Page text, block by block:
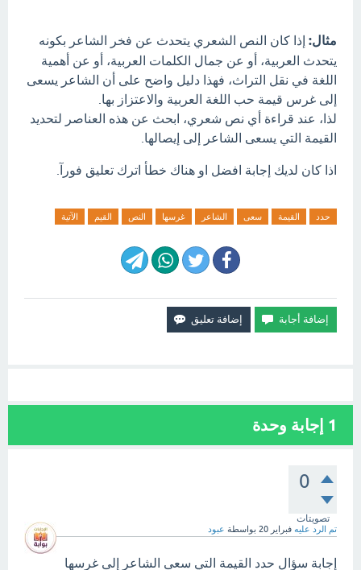
مثال: إذا كان النص الشعري يتحدث عن فخر الشاعر بكونه
يتحدث العربية، أو عن جمال الكلمات العربية، أو عن أهمية
اللغة في نقل التراث، فهذا دليل واضح على أن الشاعر يسعى
إلى غرس قيمة حب اللغة العربية والاعتزاز بها.
لذا، عند قراءة أي نص شعري، ابحث عن هذه العناصر لتحديد
القيمة التي يسعى الشاعر إلى إيصالها.
اذا كان لديك إجابة افضل او هناك خطأ اترك تعليق فورآ.
حدد القيمة سعى الشاعر غرسها النص القيم الآتية
1 إجابة وحدة
0
تصويتات
تم الرد عليه فبراير 20 بواسطة عبود
إجابة سؤال حدد القيمة التي سعى الشاعر إلى غرسها